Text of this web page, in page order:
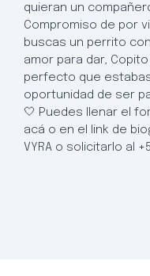
quieran un
Compromiso de por
buscas un perrito
amor para dar,
perfecto que
oportunidad de ser
🤍 Puedes llenar el
acá o en el link de
VYRA o solicitarlo al